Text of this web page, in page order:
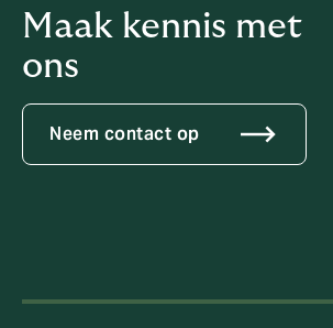
Maak kennis met
ons
Neem contact op